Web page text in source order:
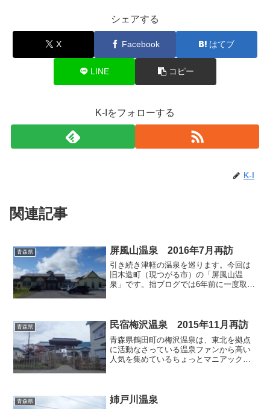
シェアする
X Facebook はてブ
LINE コピー
K-Iをフォローする
K-I
関連記事
青森県 屏風山温泉 2016年7月再訪
引き続き津軽の温泉を巡ります。今回は
旧木造町（現つがる市）の「屏風山温
泉」です。拙ブログでは6年前に一度取り
ら）、今回は真逆の季節...
青森県 民宿梅沢温泉 2015年11月再訪
青森県鶴田町の梅沢温泉は、東北を拠点
に活動なさっている温泉ファンから高い
人気を集めているちょっとマニアックな
けた際、久しぶ...
青森県 姉戸川温泉